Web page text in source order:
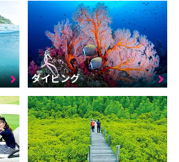
ダイビング